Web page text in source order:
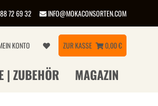
72 69 32 INFO@MOKACONSORTEN.COM
KONTO ZUR KASSE 0,00 €
| ZUBEHÖR MAGAZIN